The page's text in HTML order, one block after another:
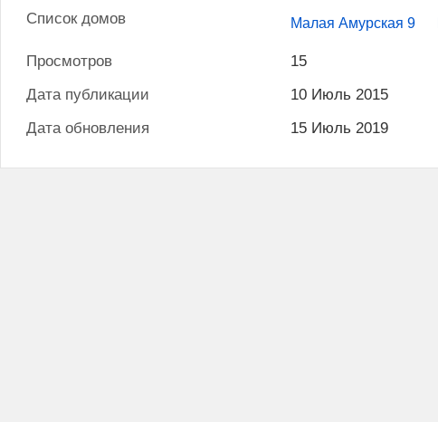
Список домов Малая Амурская 9
Просмотров
15
Дата публикации
10 Июль 2015
Дата обновления
15 Июль 2019